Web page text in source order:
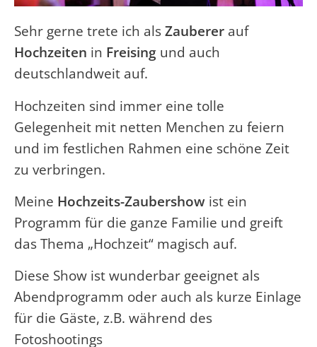
Sehr gerne trete ich alsZauberer auf
Hochzeiten in Freising und auch
deutschlandweit auf.
Hochzeiten sind immer eine tolle
Gelegenheit mit netten Menchen zu feiern
und im festlichen Rahmen eine schöne Zeit
zu verbringen.
Meine Hochzeits-Zaubershow ist ein
Programm für die ganze Familie und greift
das Thema „Hochzeit“ magisch auf.
Diese Show ist wunderbar geeignet als
Abendprogramm oder auch als kurze Einlage
für die Gäste, z.B. während des
Fotoshootings